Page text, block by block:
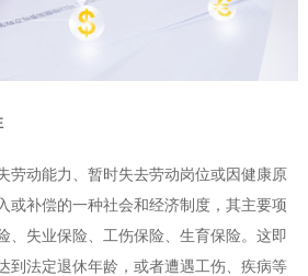
动能力、暂时失去劳动岗位或因健康原
或补偿的一种社会和经济制度，其主要项
、失业保险、工伤保险、生育保险。这即
到法定退休年龄，或者遭遇工伤、疾病等